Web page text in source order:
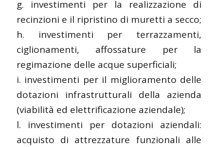
g. investimenti per la realizzazione di
recinzioni e il ripristino di muretti a secco;
h. investimenti per terrazzamenti,
ciglionamenti, affossature per la
regimazione delle acque superficiali;
i. investimenti per il miglioramento delle
dotazioni infrastrutturali della azienda
(viabilità ed elettrificazione aziendale);
l. investimenti per dotazioni aziendali:
acquisto di attrezzature funzionali alle